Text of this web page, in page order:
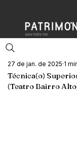
Técnica(o)
(Teatro Bairro
27 de jan. de 2025 1